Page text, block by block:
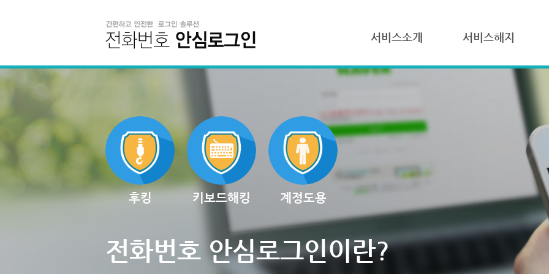
서비스소개 서비스해지
후킹 키보드해킹 계정도용
전화번호 안심로그인이란?